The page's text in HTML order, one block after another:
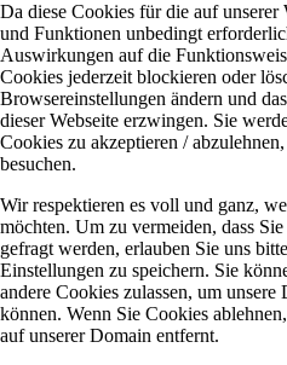
Da diese Cookies für die auf unserer
und Funktionen unbedingt
Auswirkungen auf die
Cookies jederzeit blockieren oder
Browsereinstellungen ändern und
dieser Webseite erzwingen. Sie
Cookies zu akzeptieren /
besuchen.
Wir respektieren es voll und ganz,
möchten. Um zu vermeiden, dass
gefragt werden, erlauben Sie uns
Einstellungen zu speichern. Sie
andere Cookies zulassen, um
können. Wenn Sie Cookies
auf unserer Domain entfernt.